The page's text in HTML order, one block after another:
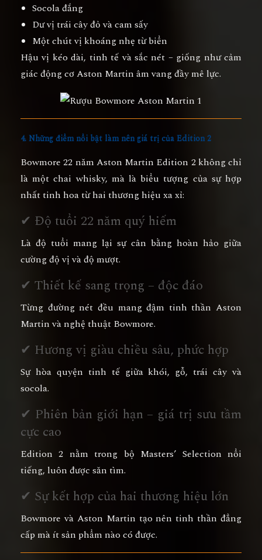
Socola đắng
Dư vị trái cây đỏ và cam sấy
Một chút vị khoáng nhẹ từ biển
Hậu vị kéo dài, tinh tế và sắc nét – giống như cảm
giác động cơ Aston Martin âm vang đầy mê lực.
4. Những điểm nổi bật làm nên giá trị của Edition 2
Bowmore 22 năm Aston Martin Edition 2 không chỉ
là một chai whisky, mà là biểu tượng của sự hợp
nhất tinh hoa từ hai thương hiệu xa xỉ:
✔ Độ tuổi 22 năm quý hiếm
Là độ tuổi mang lại sự cân bằng hoàn hảo giữa
cường độ vị và độ mượt.
✔ Thiết kế sang trọng – độc đáo
Từng đường nét đều mang đậm tinh thần Aston
Martin và nghệ thuật Bowmore.
✔ Hương vị giàu chiều sâu, phức hợp
Sự hòa quyện tinh tế giữa khói, gỗ, trái cây và
socola.
✔ Phiên bản giới hạn – giá trị sưu tầm
cực cao
Edition 2 nằm trong bộ Masters’ Selection nổi
tiếng, luôn được săn tìm.
✔ Sự kết hợp của hai thương hiệu lớn
Bowmore và Aston Martin tạo nên tinh thần đẳng
cấp mà ít sản phẩm nào có được.